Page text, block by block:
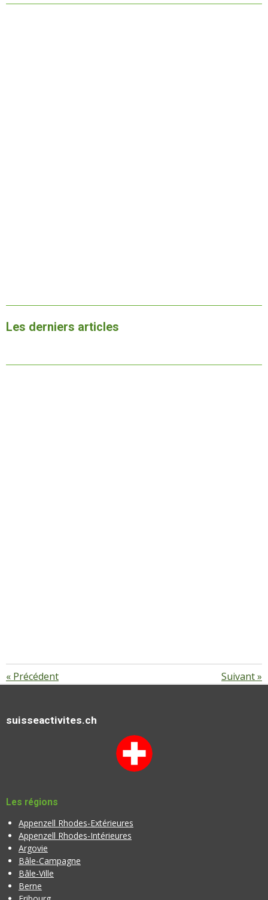
Les derniers articles
« Précédent Suivant»
suisseactivites.ch
Les régions
Appenzell Rhodes-Extérieures
Appenzell Rhodes-Intérieures
Argovie
Bâle-Campagne
Bâle-Ville
Berne